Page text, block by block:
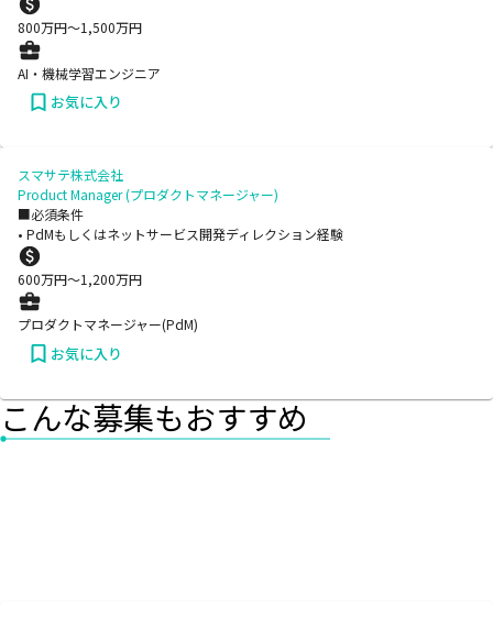
800万円〜1,500万円
AI・機械学習エンジニア
お気に入り
スマサテ株式会社
Product Manager (プロダクトマネージャー)
■必須条件
• PdMもしくはネットサービス開発ディレクション経験
600万円〜1,200万円
プロダクトマネージャー(PdM)
お気に入り
こんな募集もおすすめ